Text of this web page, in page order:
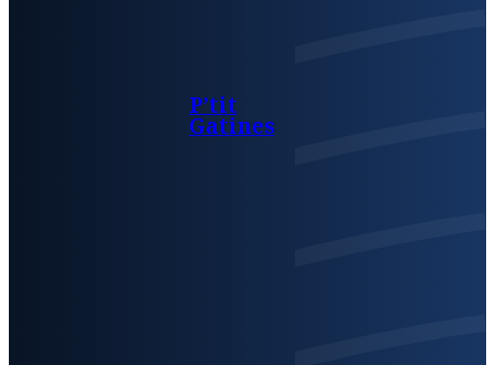
P’tit
Gatines